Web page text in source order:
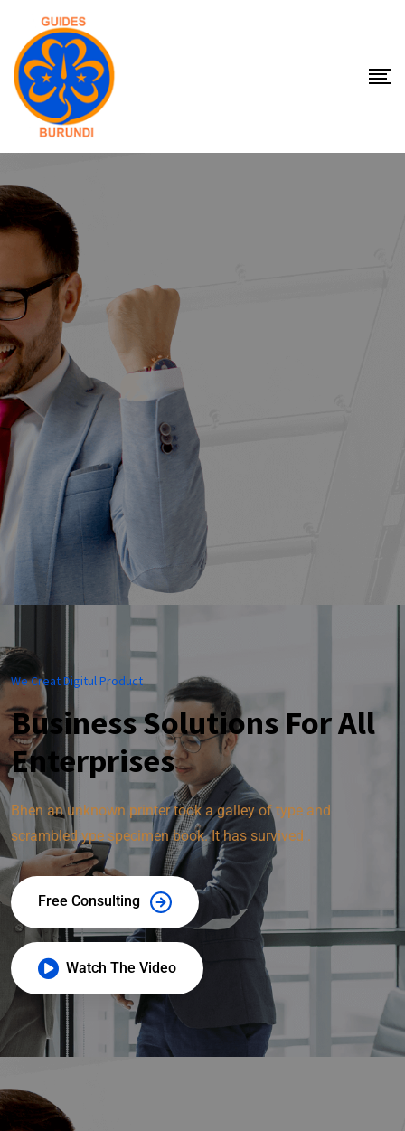
We Creat Digitul Product
Business Solutions For All
Enterprises
Bhen an unknown printer took a galley of type and
scrambled ype specimen book. It has survived .
Free Consulting
Watch The Video